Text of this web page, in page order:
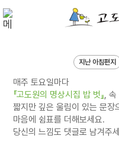
지난 아침편지
매주 토요일마다
『고도원의 명상시집 밥 벗』, 속
짧지만 깊은 울림이 있는 문장
마음에 쉼표를 더해보세요.
당신의 느낌도 댓글로 남겨주